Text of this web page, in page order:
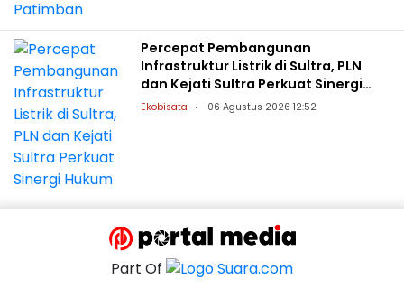
Percepat Pembangunan
Infrastruktur Listrik di Sultra, PLN
dan Kejati Sultra Perkuat Sinergi
Hukum
Ekobisata 06 Agustus 2026 12:52
Part Of